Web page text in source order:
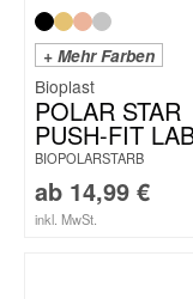
+ Mehr Farben
Bioplast
POLAR STAR
PUSH-FIT
BIOPOLARSTARB
ab 14,99 €
inkl. MwSt.